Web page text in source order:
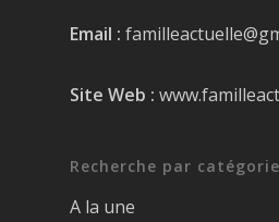
Email :
Site Web :
Recherche par
A la une